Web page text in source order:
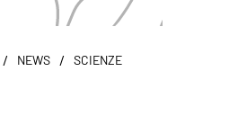
/ NEWS / SCIENZE